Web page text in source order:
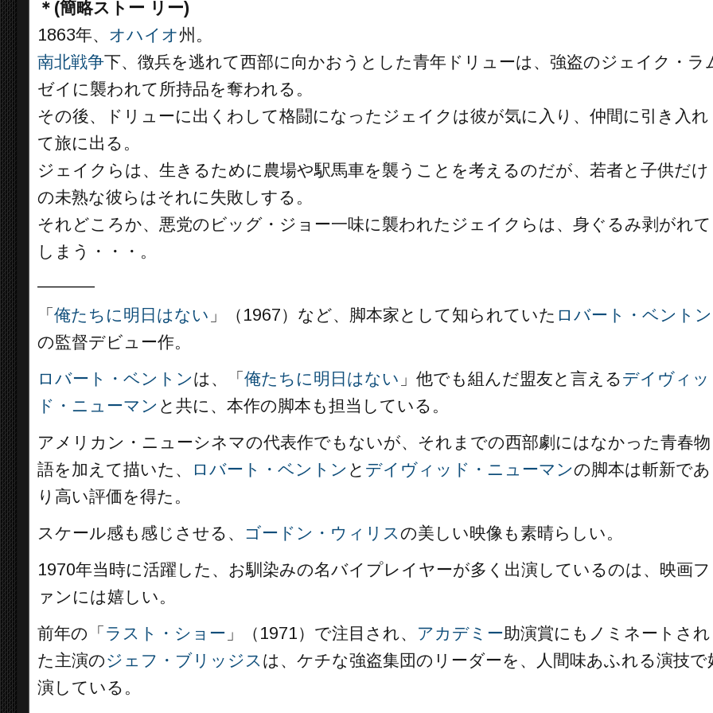
＊(簡略ストー リー)
1863年、 オハイオ州。
南北戦争下、徴兵を逃れて西部に向かおうとした青年ドリューは、強盗のジェイク・ラ
ゼイに襲われて所持品を奪われる。
その後、ドリューに出くわして格闘になったジェイクは彼が気に入り、仲間に引き入れ
て旅に出る。
ジェイクらは、生きるために農場や駅馬車を襲うことを考えるのだが、若者と子供だけ
の未熟な彼らはそれに失敗しする。
それどころか、悪党のビッグ・ジョー一味に襲われたジェイクらは、身ぐるみ剥がれて
しまう・・・。
「 俺たちに明日はない 」（1967）など、脚本家として知られていた ロバート・ベントン
の監督デビュー作。
ロバート・ベントンは、「 俺たちに明日はない 」他でも組んだ盟友と言えるデイヴィッ
ド・ニューマン と共に、本作の脚本も担当している。
アメリカン・ニューシネマの代表作でもないが、それまでの西部劇にはなかった青春物
語を加えて描いた、
ロバート・ベントン と デイヴィッド・ニューマンの脚本は斬新であ
り高い評価を得た。
スケール感も感じさせる、 ゴードン・ウィリスの美しい映像も素晴らしい。
1970年当時に活躍した、お馴染みの名バイプレイヤーが多く出演しているのは、映画フ
ァンには嬉しい。
前年の「 ラスト・ショー 」（1971）で注目され、 アカデミー助演賞にもノミネートされ
た主演のジェフ・ブリッジスは、ケチな強盗集団のリーダーを、人間味あふれる演技で
演している。